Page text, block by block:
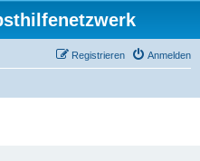
Anmelden
Registrieren